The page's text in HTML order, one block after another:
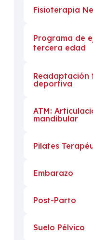
Fisioterapia
Programa de
tercera edad
Readaptación
deportiva
ATM:
mandibular
Pilates
Embarazo
Post-Parto
Suelo Pélvico